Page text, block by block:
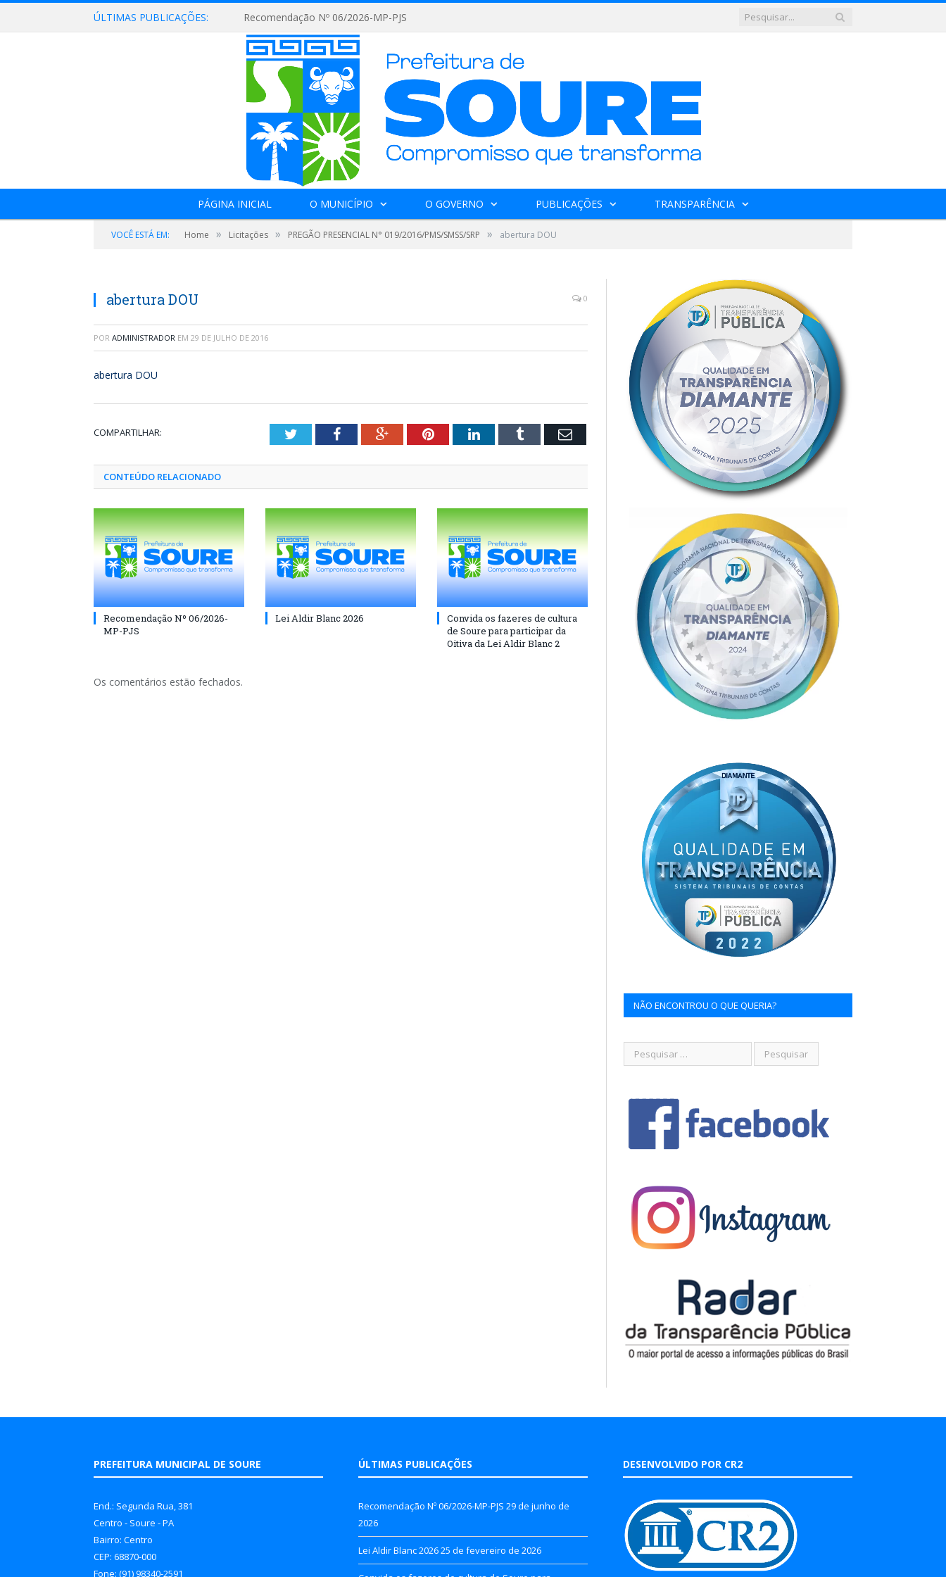
ÚLTIMAS PUBLICAÇÕES: Recomendação Nº 06/2026-MP-PJS
PÁGINA INICIAL O MUNICÍPIO O GOVERNO PUBLICAÇÕES TRANSPARÊNCIA
VOCÊ ESTÁ EM: Home » Licitações » PREGÃO PRESENCIAL N° 019/2016/PMS/SMSS/SRP » abertura DOU
abertura DOU 0
POR ADMINISTRADOR EM 29 DE JULHO DE 2016
abertura DOU
COMPARTILHAR: TwitterFacebookGoogle+PinterestLinkedInTumblr Email
CONTEÚDO RELACIONADO
Recomendação Nº 06/2026-
MP-PJS
Lei Aldir Blanc 2026
Convida os fazeres de cultura
de Soure para participar da
Oitiva da Lei Aldir Blanc 2
Os comentários estão fechados.
NÃO ENCONTROU O QUE QUERIA?
PREFEITURA MUNICIPAL DE SOURE
End.: Segunda Rua, 381
Centro - Soure - PA
Bairro: Centro
CEP: 68870-000
Fone: (91) 98340-2591
ÚLTIMAS PUBLICAÇÕES
Recomendação Nº 06/2026-MP-PJS 29 de junho de
2026
Lei Aldir Blanc 202625 de fevereiro de 2026
DESENVOLVIDO POR CR2